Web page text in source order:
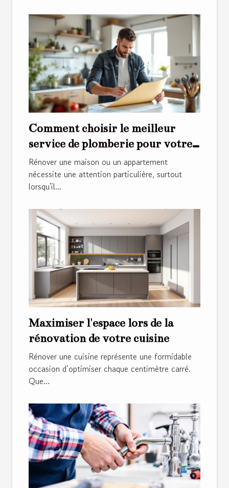
Comment choisir le meilleur
service de plomberie pour votre
rénovation ?
Rénover une maison ou un appartement
nécessite une attention particulière, surtout
lorsqu'il...
Maximiser l'espace lors de la
rénovation de votre cuisine
Rénover une cuisine représente une formidable
occasion d’optimiser chaque centimètre carré.
Que...